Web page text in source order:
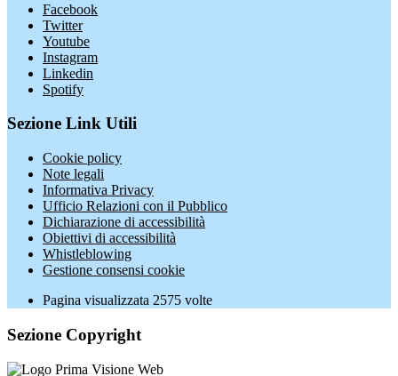
Facebook
Twitter
Youtube
Instagram
Linkedin
Spotify
Sezione Link Utili
Cookie policy
Note legali
Informativa Privacy
Ufficio Relazioni con il Pubblico
Dichiarazione di accessibilità
Obiettivi di accessibilità
Whistleblowing
Gestione consensi cookie
Pagina visualizzata 2575 volte
Sezione Copyright